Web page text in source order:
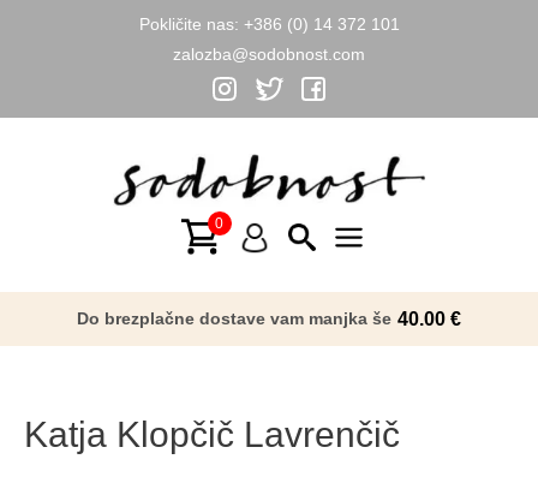
Pokličite nas: +386 (0) 14 372 101
zalozba@sodobnost.com
Menu
Do brezplačne dostave vam manjka še 40.00 €
Katja Klopčič Lavrenčič